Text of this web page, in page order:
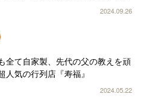
ニューで一番旨かったのは？2024.09.26
全て自家製、先代の父の教えを頑
人気の行列店『寿福』
2024.05.22